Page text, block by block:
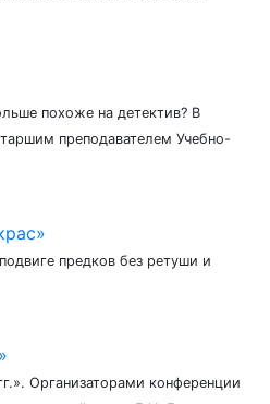
похоже на детектив? В
преподавателем Учебно-
предков без ретуши и
Организаторами конференции